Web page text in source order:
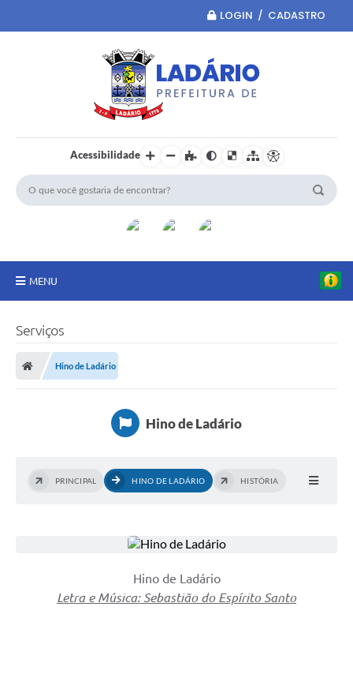
LOGIN / CADASTRO
Acessibilidade
MENU
LICITAÇÕES E CONTRATOS
Cultura
Ouvidoria
Serviços
Hino de Ladário
Hino de Ladário
PRINCIPAL HINO DE LADÁRIO HISTÓRIA
Hino de Ladário
Letra e Música: Sebastião do Espírito Santo